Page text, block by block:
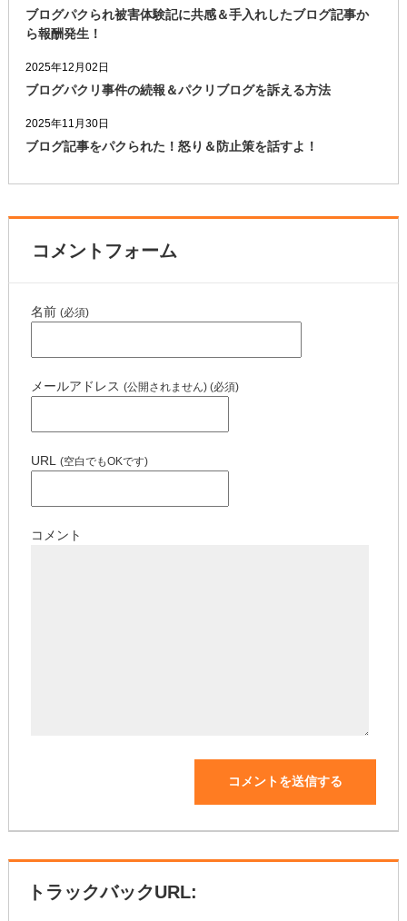
ブログパクられ被害体験記に共感＆手入れしたブログ記事か
ら報酬発生！
2025年12月02日
ブログパクリ事件の続報＆パクリブログを訴える方法
2025年11月30日
ブログ記事をパクられた！怒り＆防止策を話すよ！
コメントフォーム
名前 (必須)
メールアドレス (公開されません) (必須)
URL (空白でもOKです)
コメント
トラックバックURL: